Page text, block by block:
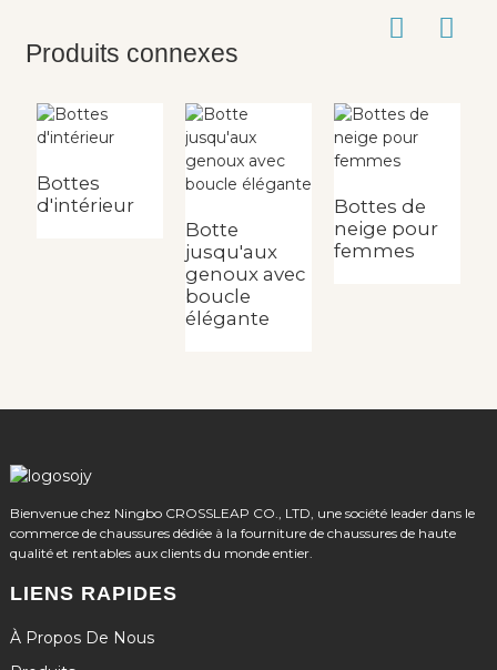
Produits connexes
Bottes
d'intérieur
Botte
jusqu'aux
genoux avec
boucle
élégante
Bottes de
neige pour
femmes
Bienvenue chez Ningbo CROSSLEAP CO., LTD, une société leader dans le
commerce de chaussures dédiée à la fourniture de chaussures de haute
qualité et rentables aux clients du monde entier.
LIENS RAPIDES
À Propos De Nous